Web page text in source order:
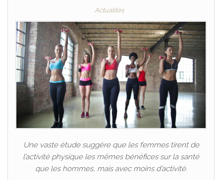
Actualités
Une vaste étude suggère que les femmes tirent de
l’activité physique les mêmes bénéfices sur la santé
que les hommes, mais avec moins d’activité.